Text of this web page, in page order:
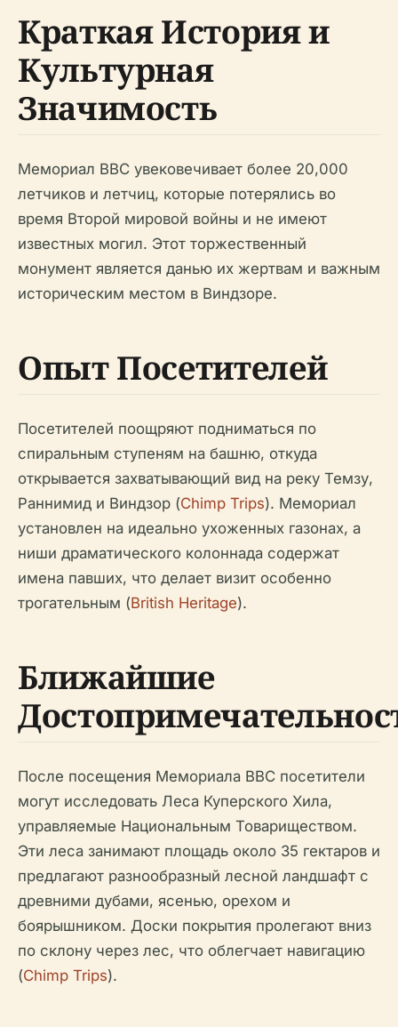
Краткая История и
Культурная
Значимость
Мемориал ВВС увековечивает более 20,000
летчиков и летчиц, которые потерялись во
время Второй мировой войны и не имеют
известных могил. Этот торжественный
монумент является данью их жертвам и важным
историческим местом в Виндзоре.
Опыт Посетителей
Посетителей поощряют подниматься по
спиральным ступеням на башню, откуда
открывается захватывающий вид на реку Темзу,
Раннимид и Виндзор (Chimp Trips). Мемориал
установлен на идеально ухоженных газонах, а
ниши драматического колоннада содержат
имена павших, что делает визит особенно
трогательным (British Heritage).
Ближайшие
После посещения Мемориала ВВС посетители
могут исследовать Леса Куперского Хила,
управляемые Национальным Товариществом.
Эти леса занимают площадь около 35 гектаров и
предлагают разнообразный лесной ландшафт с
древними дубами, ясенью, орехом и
боярышником. Доски покрытия пролегают вниз
по склону через лес, что облегчает навигацию
(Chimp Trips).